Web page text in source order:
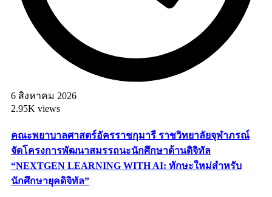
6 สิงหาคม 2026
2.95K views
คณะพยาบาลศาสตร์อัครราชกุมารี ราชวิทยาลัยจุฬาภรณ์
จัดโครงการพัฒนาสมรรถนะนักศึกษาด้านดิจิทัล
“NEXTGEN LEARNING WITH AI: ทักษะใหม่สำหรับ
นักศึกษายุคดิจิทัล”